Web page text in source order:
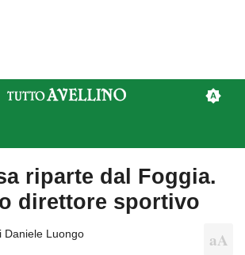
riparte dal Foggia.
direttore sportivo
Daniele Luongo